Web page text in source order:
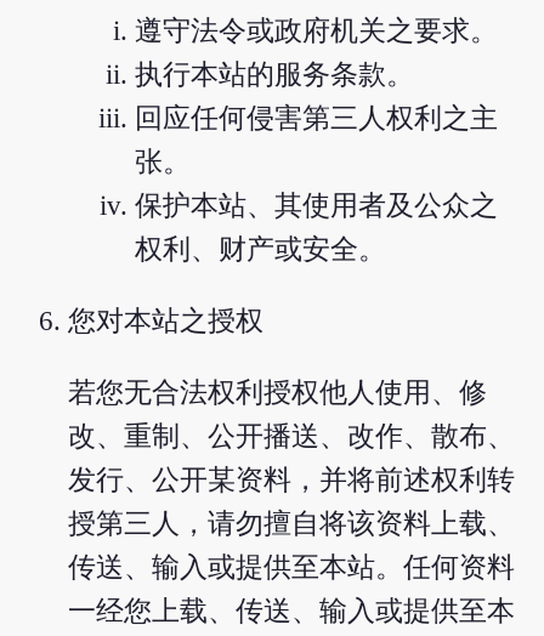
遵守法令或政府机关之要求。
执行本站的服务条款。
回应任何侵害第三人权利之主
张。
保护本站、其使用者及公众之
权利、财产或安全。
您对本站之授权
若您无合法权利授权他人使用、修
改、重制、公开播送、改作、散布、
发行、公开某资料，并将前述权利转
授第三人，请勿擅自将该资料上载、
传送、输入或提供至本站。任何资料
一经您上载、传送、输入或提供至本